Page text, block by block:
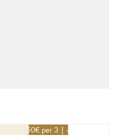
130,50€ per 3 | - 10%